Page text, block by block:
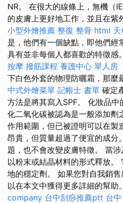
NR。 在很大的線條上，無機（
的皮膚上更好地工作，並且在紫
小型外燴推薦 整復 整骨 html
是，他們有一個缺點，即他們經
具有並非每個人都喜歡的特徵感
按摩 撥筋課程 養護中心 單人房
下白色外套的物理防曬霜，那麼
中式外燴菜單 記帳士 書單 確定
方法是將其寫入SPF。 化妝品
化二氧化碳被認為是一般添加劑
作用範圍，但已被證明可以在製
昂貴，但質量超過了便宜的成分
題，也不會改變皮膚特徵。 當
以粉末或結晶材料的形式釋放。
地的穩定劑。 如果您對自我銷
以在本文中獲得更多詳細的幫助
company 台中刮痧推薦ptt 台